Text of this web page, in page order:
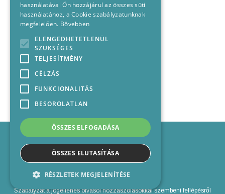
Impresszum
Médiajánlat
Felhasználási feltételek
Kapcsolat
Szabályzat a jogellenes olvasói hozzászólásokkal szembeni fellépésről
használatával Ön hozzájárul az összes süti
használatához, a Cookie szabályzatunknak
megfelelően. Bővebben
ELENGEDHETETLENÜL
SZÜKSÉGES
TELJESÍTMÉNY
CÉLZÁS
FUNKCIONALITÁS
BESOROLATLAN
ÖSSZES ELFOGADÁSA
ÖSSZES ELUTASÍTÁSA
RÉSZLETEK MEGJELENÍTÉSE